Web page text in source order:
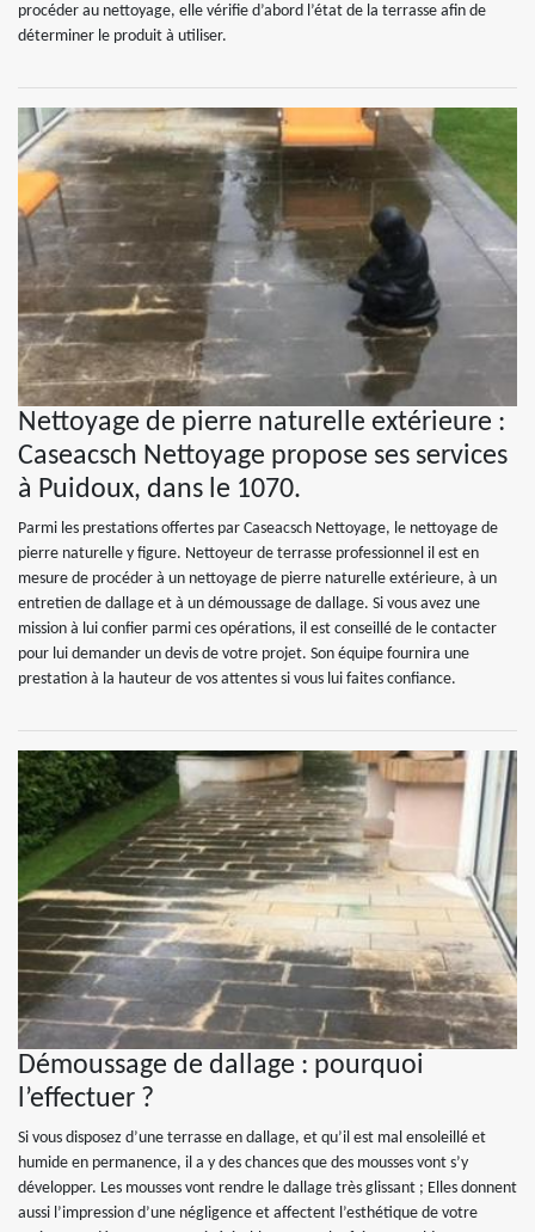
procéder au nettoyage, elle vérifie d’abord l’état de la terrasse afin de
déterminer le produit à utiliser.
Nettoyage de pierre naturelle extérieure :
Caseacsch Nettoyage propose ses services
à Puidoux, dans le 1070.
Parmi les prestations offertes par Caseacsch Nettoyage, le nettoyage de
pierre naturelle y figure. Nettoyeur de terrasse professionnel il est en
mesure de procéder à un nettoyage de pierre naturelle extérieure, à un
entretien de dallage et à un démoussage de dallage. Si vous avez une
mission à lui confier parmi ces opérations, il est conseillé de le contacter
pour lui demander un devis de votre projet. Son équipe fournira une
prestation à la hauteur de vos attentes si vous lui faites confiance.
Démoussage de dallage : pourquoi
l’effectuer ?
Si vous disposez d’une terrasse en dallage, et qu’il est mal ensoleillé et
humide en permanence, il a y des chances que des mousses vont s’y
développer. Les mousses vont rendre le dallage très glissant ; Elles donnent
aussi l’impression d’une négligence et affectent l’esthétique de votre